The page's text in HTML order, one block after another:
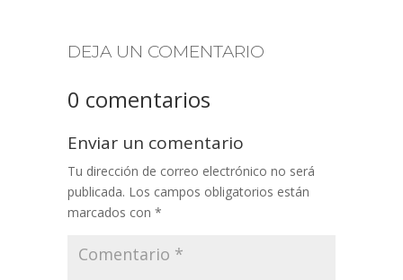
DEJA UN COMENTARIO
0 comentarios
Enviar un comentario
Tu dirección de correo electrónico no será
publicada. Los campos obligatorios están
marcados con *